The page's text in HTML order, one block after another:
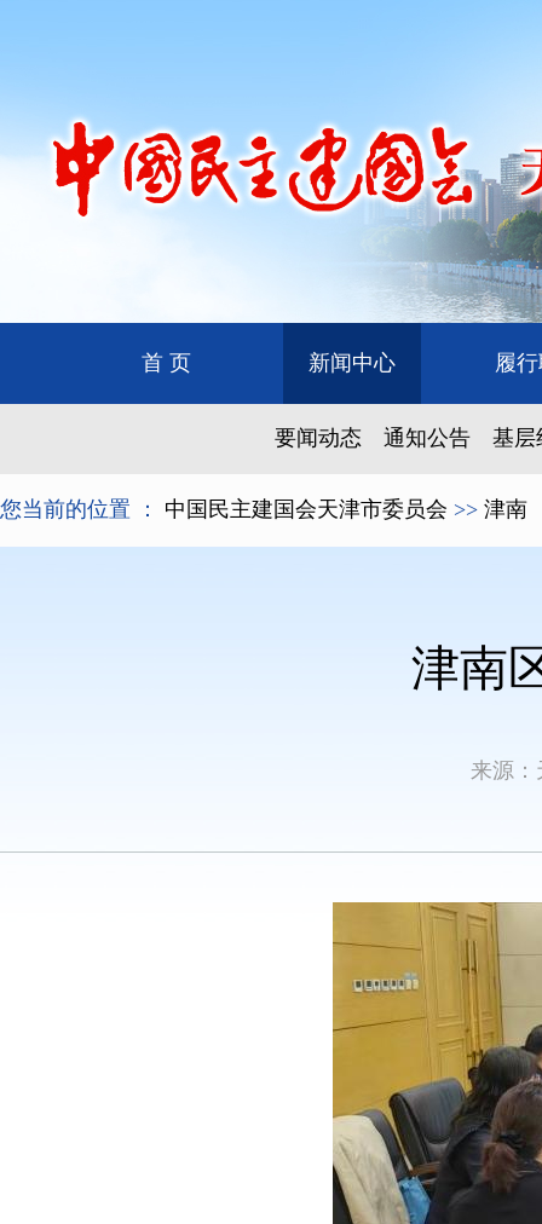
首 页 新闻中心 履
要闻动态 通知公告 基层
您当前的位置 ： 中国民主建国会天津市委员会 >> 津南
津南
来源